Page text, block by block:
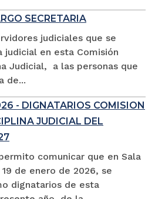
SECRETARIA
judiciales que se
judicial en esta Comisión
Judicial, a las personas que
de...
- DIGNATARIOS COMISION
JUDICIAL DEL
comunicar que en Sala
de enero de 2026, se
dignatarios de esta